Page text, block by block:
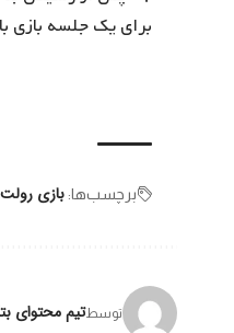
برای یک جلسه بازی
برچسب‌‌ها: بازی رولت
توسطتیم محتوای